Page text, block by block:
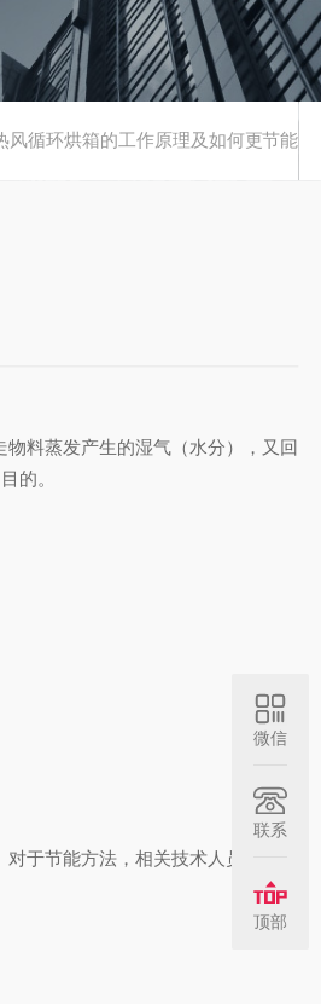
风循环烘箱的工作原理及如何更节能
料蒸发产生的湿气（水分），又回
的。
于节能方法，相关技术人员分享如
微信
联系
顶部